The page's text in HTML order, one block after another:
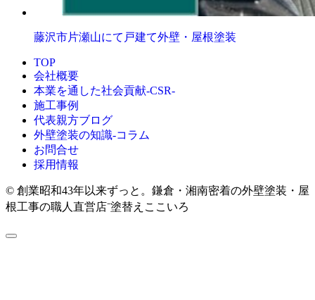
藤沢市片瀬山にて戸建て外壁・屋根塗装
TOP
会社概要
本業を通した社会貢献-CSR-
施工事例
代表親方ブログ
外壁塗装の知識‐コラム
お問合せ
採用情報
© 創業昭和43年以来ずっと。鎌倉・湘南密着の外壁塗装・屋
根工事の職人直営店⁻塗替えここいろ